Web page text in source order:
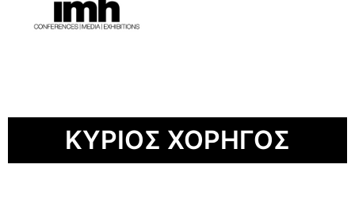
ΚΥΡΙΟΣ ΧΟΡΗΓΟΣ